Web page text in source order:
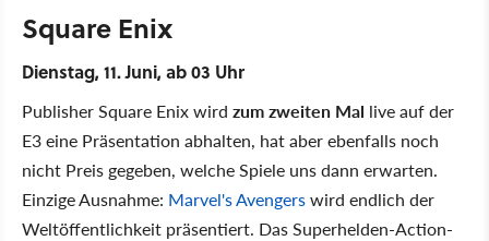
Square Enix
Dienstag, 11. Juni, ab 03 Uhr
Publisher Square Enix wird zum zweiten Mal live auf der
E3 eine Präsentation abhalten, hat aber ebenfalls noch
nicht Preis gegeben, welche Spiele uns dann erwarten.
Einzige Ausnahme: Marvel's Avengerswird endlich der
Weltöffentlichkeit präsentiert. Das Superhelden-Action-